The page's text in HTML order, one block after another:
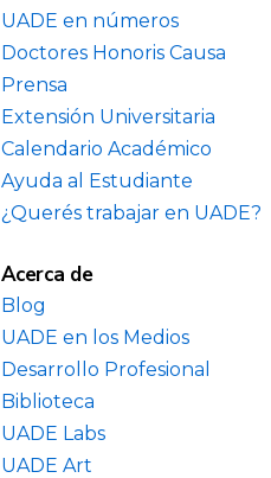
UADE en números
Doctores Honoris Causa
Prensa
Extensión Universitaria
Calendario Académico
Ayuda al Estudiante
¿Querés trabajar en UADE?
Acerca de
Blog
UADE en los Medios
Desarrollo Profesional
Biblioteca
UADE Labs
UADE Art